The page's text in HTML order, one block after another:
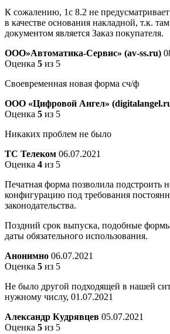
К сожалению, 1с 8.2 не
в качестве основания накладной, т.к.
документом является Заказ покупателя.
ООО»Автоматика-Сервис» (av-ss.ru)
Оценка 5 из 5
Своевременная новая форма сч/ф
ООО «Цифровой Ангел»
Оценка 5 из 5
Никаких проблем не было
ТС Телеком 06.07.2021
Оценка 4 из 5
Печатная форма позволила подстроить
конфигурацию под требования
законодательства.
Поздний срок выпуска, подобные
даты обязательного использования.
Анонимно 06.07.2021
Оценка 5 из 5
Не было другой подходящей в нашей
нужному числу, 01.07.2021
Александр Кудрявцев 05.07.2021
Оценка 5 из 5